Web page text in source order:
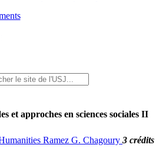
et approches en sciences sociales II
Ramez G. Chagoury 3 crédits